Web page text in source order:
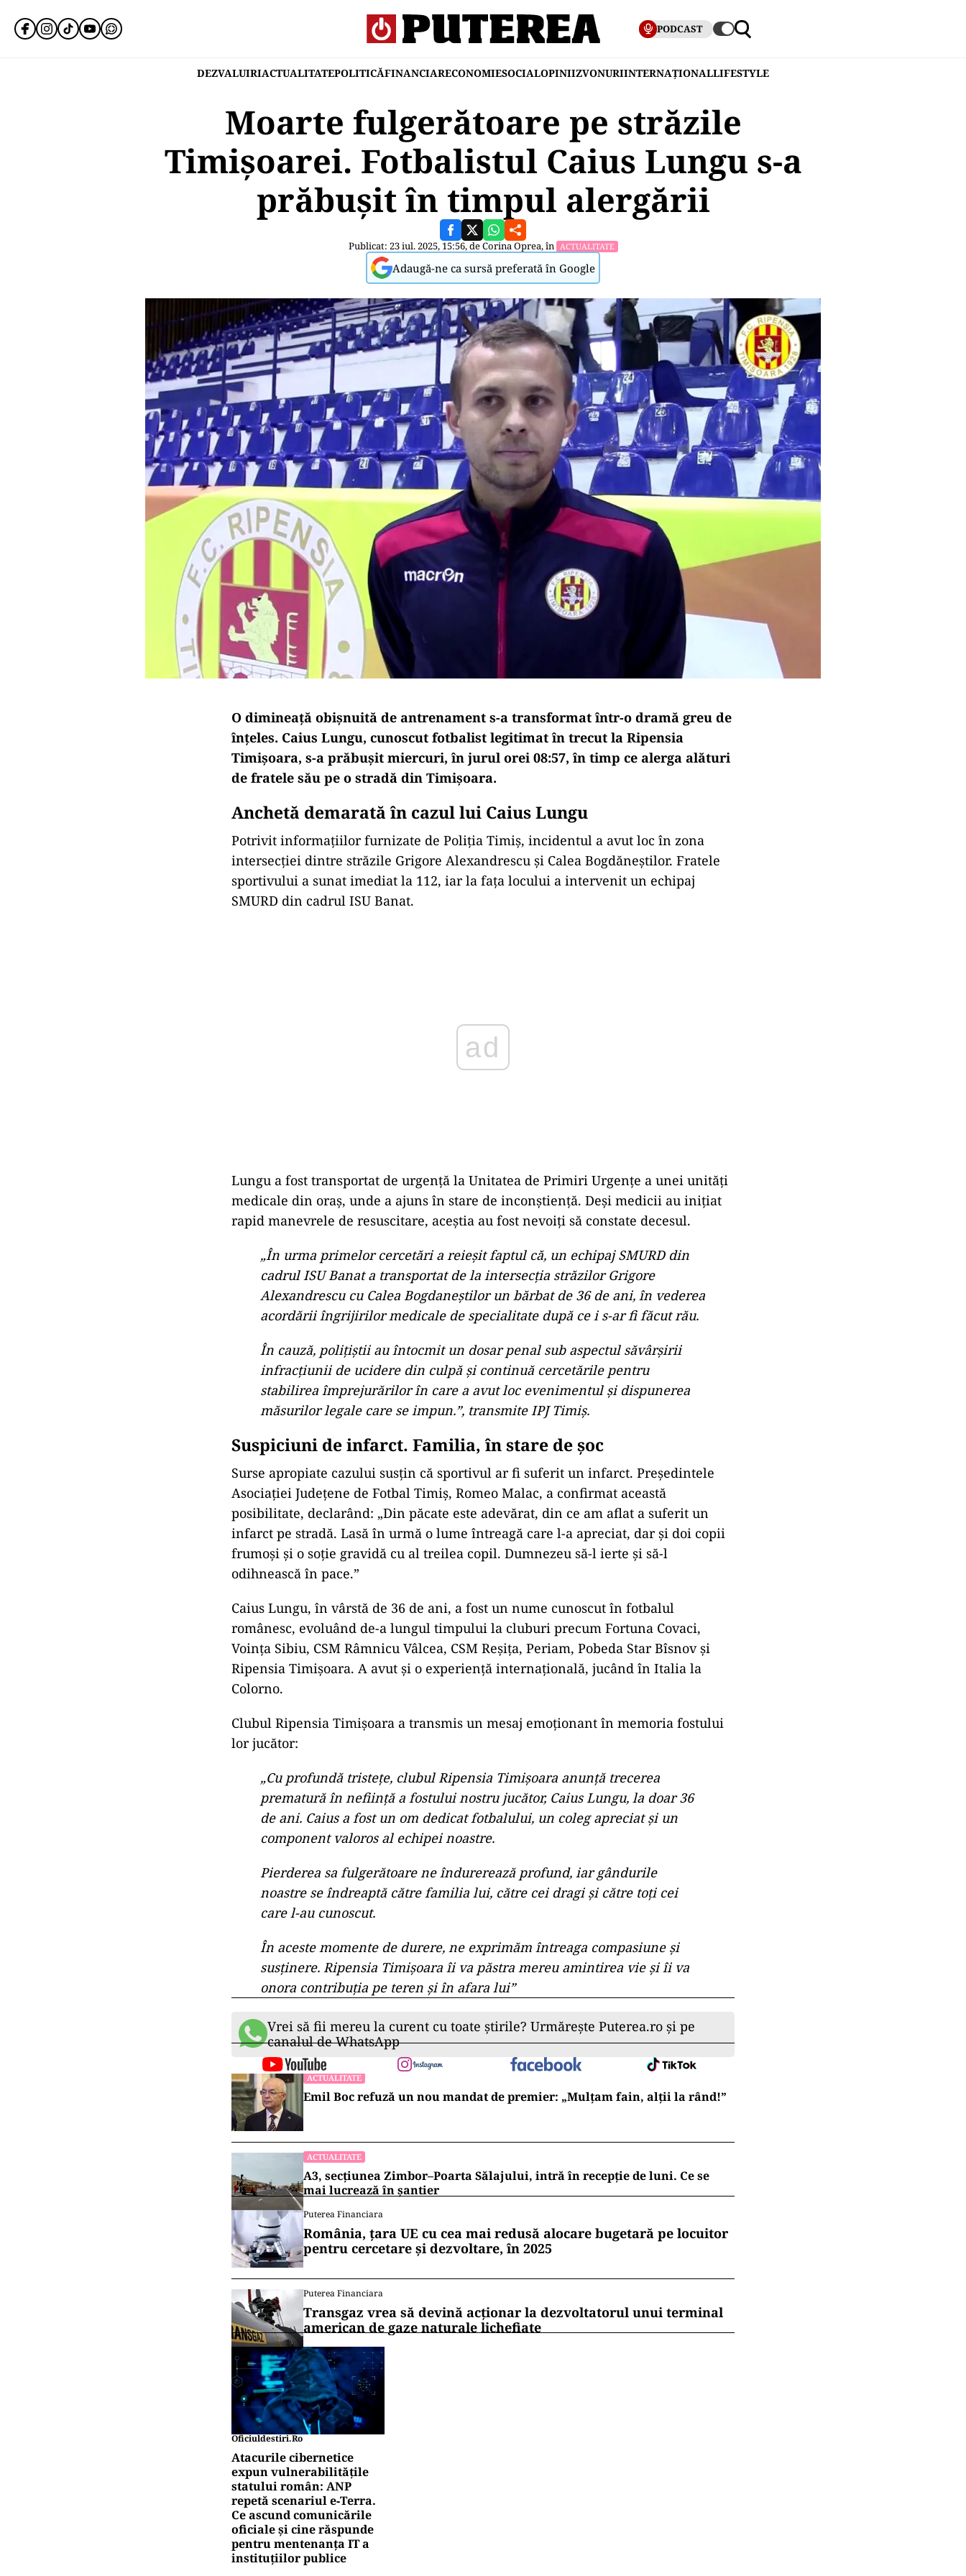
PODCAST
DEZVALUIRIACTUALITATEPOLITICĂFINANCIARECONOMIESOCIALOPINIIZVONURIINTERNAȚIONALLIFESTYLE
Moarte fulgerătoare pe străzile
Timișoarei. Fotbalistul Caius Lungu s-a
prăbușit în timpul alergării
Publicat: 23 iul. 2025, 15:56, deCorina Oprea, în ACTUALITATE
Adaugă-ne ca sursă preferată în Google
O dimineață obișnuită de antrenament s-a transformat într-o dramă greu de
înțeles. Caius Lungu, cunoscut fotbalist legitimat în trecut la Ripensia
Timișoara, s-a prăbușit miercuri, în jurul orei 08:57, în timp ce alerga alături
de fratele său pe o stradă din Timișoara.
Anchetă demarată în cazul lui Caius Lungu
Potrivit informațiilor furnizate de Poliția Timiș, incidentul a avut loc în zona
intersecției dintre străzile Grigore Alexandrescu și Calea Bogdăneștilor. Fratele
sportivului a sunat imediat la 112, iar la fața locului a intervenit un echipaj
SMURD din cadrul ISU Banat.
Lungu a fost transportat de urgență la Unitatea de Primiri Urgențe a unei unități
medicale din oraș, unde a ajuns în stare de inconștiență. Deși medicii au inițiat
rapid manevrele de resuscitare, aceștia au fost nevoiți să constate decesul.
„În urma primelor cercetări a reieșit faptul că, un echipaj SMURD din
cadrul ISU Banat a transportat de la intersecția străzilor Grigore
Alexandrescu cu Calea Bogdaneștilor un bărbat de 36 de ani, în vederea
acordării îngrijirilor medicale de specialitate după ce i s-ar fi făcut rău.
În cauză, polițiștii au întocmit un dosar penal sub aspectul săvârșirii
infracțiunii de ucidere din culpă și continuă cercetările pentru
stabilirea împrejurărilor în care a avut loc evenimentul și dispunerea
măsurilor legale care se impun.”, transmite IPJ Timiș.
Suspiciuni de infarct. Familia, în stare de șoc
Surse apropiate cazului susțin că sportivul ar fi suferit un infarct. Președintele
Asociației Județene de Fotbal Timiș, Romeo Malac, a confirmat această
posibilitate, declarând: „Din păcate este adevărat, din ce am aflat a suferit un
infarct pe stradă. Lasă în urmă o lume întreagă care l-a apreciat, dar și doi copii
frumoși și o soție gravidă cu al treilea copil. Dumnezeu să-l ierte și să-l
odihnească în pace.”
Caius Lungu, în vârstă de 36 de ani, a fost un nume cunoscut în fotbalul
românesc, evoluând de-a lungul timpului la cluburi precum Fortuna Covaci,
Voința Sibiu, CSM Râmnicu Vâlcea, CSM Reșița, Periam, Pobeda Star Bîsnov și
Ripensia Timișoara. A avut și o experiență internațională, jucând în Italia la
Colorno.
Clubul Ripensia Timișoara a transmis un mesaj emoționant în memoria fostului
lor jucător:
„Cu profundă tristeţe, clubul Ripensia Timişoara anunţă trecerea
prematură în nefiinţă a fostului nostru jucător, Caius Lungu, la doar 36
de ani. Caius a fost un om dedicat fotbalului, un coleg apreciat şi un
component valoros al echipei noastre.
Pierderea sa fulgerătoare ne îndurerează profund, iar gândurile
noastre se îndreaptă către familia lui, către cei dragi şi către toţi cei
care l-au cunoscut.
În aceste momente de durere, ne exprimăm întreaga compasiune şi
susţinere. Ripensia Timişoara îi va păstra mereu amintirea vie şi îi va
onora contribuţia pe teren şi în afara lui”
Vrei să fii mereu la curent cu toate știrile? Urmărește Puterea.ro și pe
canalul de WhatsApp
ACTUALITATE
Emil Boc refuză un nou mandat de premier: „Mulțam fain, alții la rând!”
ACTUALITATE
A3, secțiunea Zimbor–Poarta Sălajului, intră în recepție de luni. Ce se
mai lucrează în șantier
Puterea Financiara
România, țara UE cu cea mai redusă alocare bugetară pe locuitor
pentru cercetare și dezvoltare, în 2025
Puterea Financiara
Transgaz vrea să devină acționar la dezvoltatorul unui terminal
american de gaze naturale lichefiate
Oficiuldestiri.ro
Atacurile cibernetice
expun vulnerabilitățile
statului român: ANP
repetă scenariul e‑Terra.
Ce ascund comunicările
oficiale și cine răspunde
pentru mentenanța IT a
instituțiilor publice